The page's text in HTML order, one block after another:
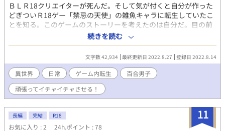
ＢＬＲ18クリエイターが死んだ。そして気が付くと自分が作った
どぎついＲ18ゲー「禁忌の天使」の雑魚キャラに転生していたこ
とを知る。このゲームのストーリーを考えたのは自分だ。目の前
にいる可愛い公爵令息アンセルはこれから不幸のどん底に落ちる
事になるのだ。 「またアンセルを涙の海に沈めていいのか？今度
はきちんと幸せを掴ませてやるべきだろう。きっとこの世界に生
まれ変わったのはそのためだ！」 そうしてアンセルの腰巾着と
して存在していたはずのユールになった「俺」はゲームの知識を
フル活用しながらアンセルを幸せに導くために邁進するのだっ
た。 「ユール！私と結婚しよう」 「アンセル？何を言ってるんだ
い？」 どこで間違えたのか「俺」が思う方向と違う所に進み始
めていた……。 百合っぽい男子がイチャイチャするＲ18になり
ます。 4万字程度のボリュームに落ち着きました。 ゲーム内
でアンセルの扱いは酷いですが、「この世界」では固定カプ（ア
続きを読む
文字数 42,934 最終更新日 2022.8.27 登録日 2022.8.14
異世界 日常 ゲーム内転生
百合男子
頑張ってイチャイチャさせる！
11
長編 完結 R18
お気に入り : 2 24h.ポイント : 78